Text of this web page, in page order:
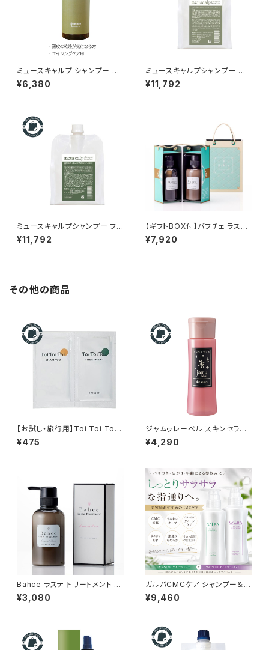
ミュースキャルプ シャンプー ベ
ースケア 280mL｜頭皮の乾
燥・フケ・かゆみ・頭皮エイジン
¥6,380
ミュースキャルプシャンプー ベ
ースケア 1000g｜リトルサイエ
ンティスト正規品【詰め替え・大
¥11,792
ミュースキャルプシャンプー フォ
ーカスケア 1000g｜リトルサイ
エンティスト正規品｜ミュースキ
¥11,792
【ギフトBOX付】バフチェ ラステ
シャンプー＆トリートメント ギフ
トセット（300ml×2）
¥7,920
その他の商品
【お試し・旅行用】Toi Toi Toi
シャンプー10ml＆トリートメント
10mlセット｜しっとり・さらさら
¥475
ジャムゥレーベル スキンセラム
アルシオネ 150ml｜リトルサイ
エンティスト正規品
¥4,290
Bahce ラステ トリートメント 3
00ml｜乾燥・パサつき・ゴワつき
に
¥3,080
ガルバCMCケア シャンプー＆ト
リートメント 各400ml｜パサつ
き・広がり・ダメージ毛に
¥9,460